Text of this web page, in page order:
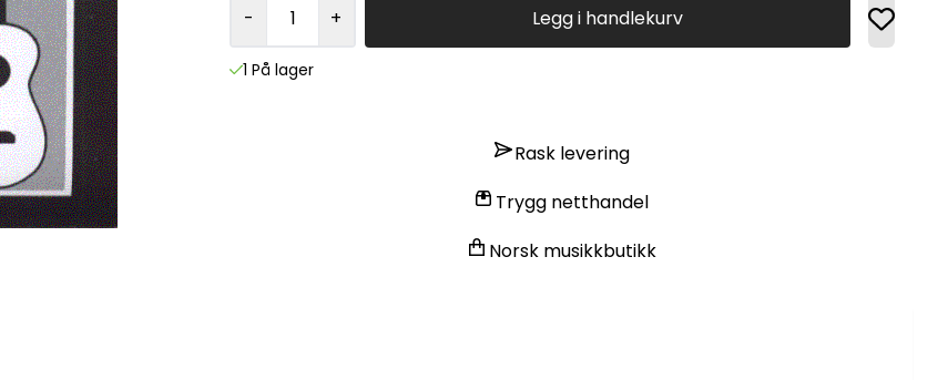
- + Legg i handlekurv
1 På lager
Rask levering
Trygg netthandel
Norsk musikkbutikk